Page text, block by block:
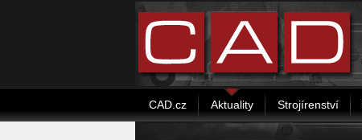
CAD.cz Aktuality Strojírenství